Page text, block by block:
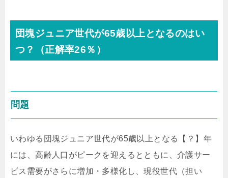
団塊ジュニア世代が65歳以上となるのはい
つ？（正解率26％）
問題
いわゆる団塊ジュニア世代が65歳以上となる【？】年
には、高齢人口がピークを迎えるとともに、介護サー
ビス需要がさらに増加・多様化し、現役世代（担い